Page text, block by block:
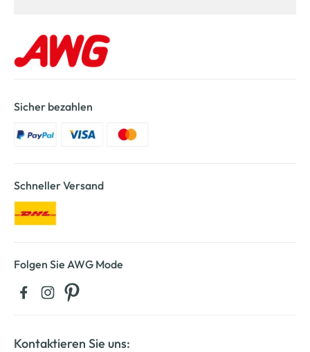
Sicher bezahlen
Schneller Versand
Folgen Sie AWG Mode
Kontaktieren Sie uns: